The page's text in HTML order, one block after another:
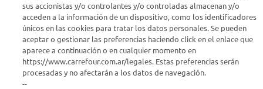
Estamos para ayudarte
¿Tenés una consulta? Comunicate con nosotros acá
Descubrí Carrefour
sus accionistas y/o controlantes y/o controladas almacenan y/o
acceden a la información de un dispositivo, como los identificadores
únicos en las cookies para tratar los datos personales. Se pueden
aceptar o gestionar las preferencias haciendo click en el enlace que
aparece a continuación o en cualquier momento en
https://www.carrefour.com.ar/legales. Estas preferencias serán
procesadas y no afectarán a los datos de navegación.
--